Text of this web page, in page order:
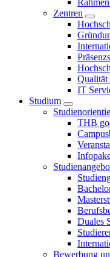
Zentren
Qualität
IT
Studium
THB
Duales
Bewerbung